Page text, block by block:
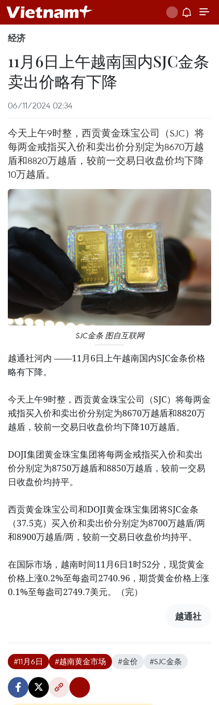
经济
11月6日上午越南国内SJC金条
卖出价略有下降
06/11/2024 02:34
今天上午9时整，西贡黄金珠宝公司（SJC）将
每两金戒指买入价和卖出价分别定为8670万越
盾和8820万越盾，较前一交易日收盘价均下降
10万越盾。
SJC金条 图自互联网
越通社河内 ——11月6日上午越南国内SJC金条价格
略有下降。
今天上午9时整，西贡黄金珠宝公司（SJC）将每两金
戒指买入价和卖出价分别定为8670万越盾和8820万
越盾，较前一交易日收盘价均下降10万越盾。
DOJI集团黄金珠宝集团将每两金戒指买入价和卖出
价分别定为8750万越盾和8850万越盾，较前一交易
日收盘价均持平。
西贡黄金珠宝公司和DOJI黄金珠宝集团将SJC金条
（37.5克）买入价和卖出价分别定为8700万越盾/两
和8900万越盾/两，较前一交易日收盘价均持平。
在国际市场，越南时间11月6日1时52分，现货黄金
价格上涨0.2%至每盎司2740.96，期货黄金价格上涨
0.1%至每盎司2749.7美元。（完）
越通社
#11月6日 #越南黄金市场 #金价 #SJC金条